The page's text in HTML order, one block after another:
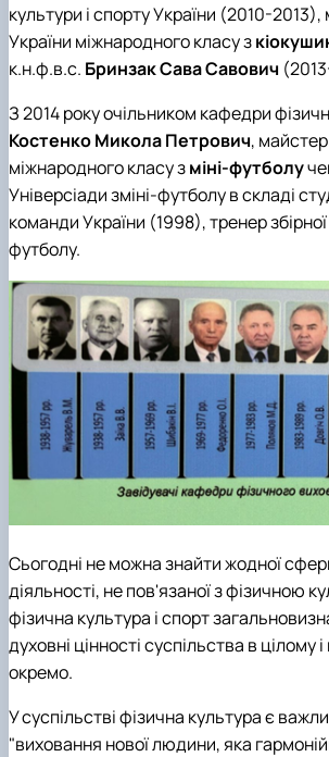
культури і спорту України (2010-
України міжнародного класу з
к.н.ф.в.с. Бринзак Сава Савович
З 2014 року очільником кафедри
Костенко Микола Петрович,
міжнародного класу зміні-футболу
Універсіади зміні-футболу в складі
команди України (1998), тренер
футболу.
Сьогодні не можна знайти жодної
діяльності, не пов'язаної з фізичною
фізична культура і спорт
духовні цінності суспільства в цілому
окремо.
У суспільстві фізична культура є
"виховання нової людини, яка